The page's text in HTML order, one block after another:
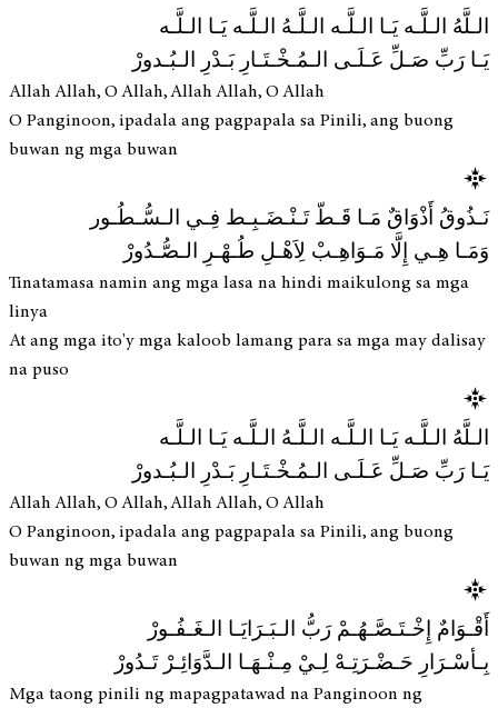
الـلَّهُ الـلَّـه يَـا الـلَّـه الـلَّـهُ الـلَّـه يَـا الـلَّـه
يَـا رَبِّ صَـلِّ عَـلَـى الـمُـخْـتَـارِ بَـدْرِ الـبُـدورْ
Allah Allah, O Allah, Allah Allah, O Allah
O Panginoon, ipadala ang pagpapala sa Pinili, ang buong
buwan ng mga buwan
نَـذُوقُ أَذْوَاقٌ مَـا قَـطّ تَـنْـضَـبِـط فِـي الـسُّـطُـور
وَمَـا هِـي إِلَّا مَـوَاهِـبْ لِاَهْـلِ طُـهْـرِ الـصُّـدُورْ
Tinatamasa namin ang mga lasa na hindi maikulong sa mga
linya
At ang mga ito'y mga kaloob lamang para sa mga may dalisay
na puso
الـلَّهُ الـلَّـه يَـا الـلَّـه الـلَّـهُ الـلَّـه يَـا الـلَّـه
يَـا رَبِّ صَـلِّ عَـلَـى الـمُـخْـتَـارِ بَـدْرِ الـبُـدورْ
Allah Allah, O Allah, Allah Allah, O Allah
O Panginoon, ipadala ang pagpapala sa Pinili, ang buong
buwan ng mga buwan
أَقْـوَامٌ إِخْـتَـصَّـهُـمْ رَبُّ الـبَـرَايَـا الـغَـفُـورْ
بِـأسْـرَارِ حَـضْـرَتِـهْ لِـيْ مِـنْـهَـا الـدَّوَائِـرْ تَـدُورْ
Mga taong pinili ng mapagpatawad na Panginoon ng